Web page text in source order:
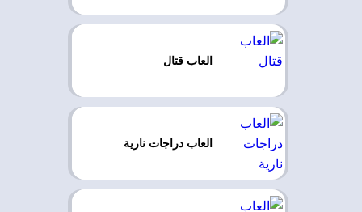
العاب قتال
العاب دراجات نارية